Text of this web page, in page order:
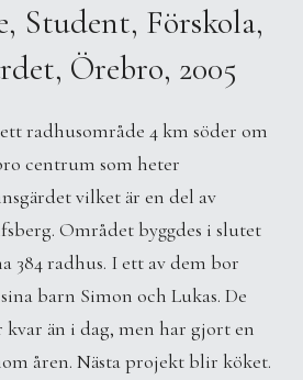
Student, Förskola,
Örebro, 2005
radhusområde 4 km söder om
centrum som heter
vilket är en del av
Området byggdes i slutet
384 radhus. I ett av dem bor
barn Simon och Lukas. De
kvar än i dag, men har gjort en
åren. Nästa projekt blir köket.